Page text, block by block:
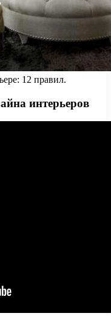
интерьеров